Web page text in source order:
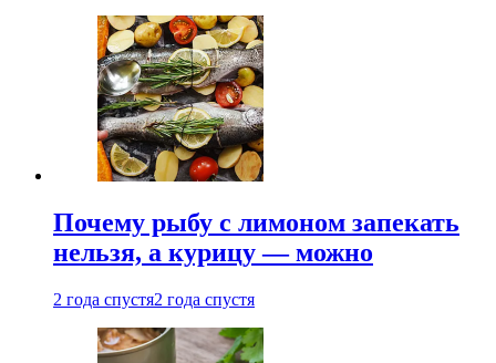
Почему рыбу с лимоном запекать
нельзя, а курицу — можно
2 года спустя2 года спустя